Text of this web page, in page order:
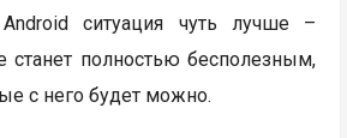
ситуация чуть лучше –
станет полностью бесполезным,
с него будет можно.